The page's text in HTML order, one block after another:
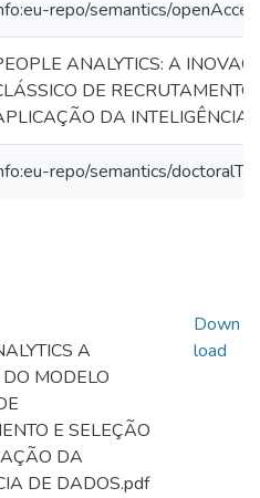
repo/semantics/
ANALYTICS: A
DE
DA INTELIGÊNCIA
repo/semantics/
A
MODELO
E SELEÇÃO
DA
DE DADOS.pdf
Down
load